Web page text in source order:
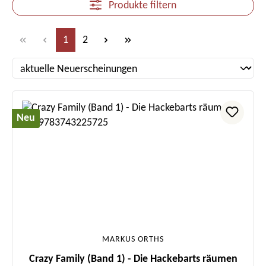
Produkte filtern
Seite
1 Seite
2
Neu
MARKUS ORTHS
Crazy Family (Band 1) - Die Hackebarts räumen